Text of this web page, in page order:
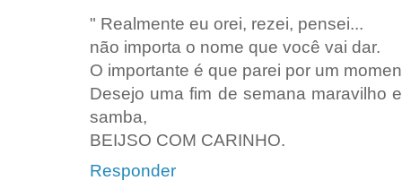
" Realmente eu orei, rezei, pensei...
não importa o nome que você vai dar.
O importante é que parei por um
Desejo uma fim de semana maravilho
samba,
BEIJSO COM CARINHO.
Responder